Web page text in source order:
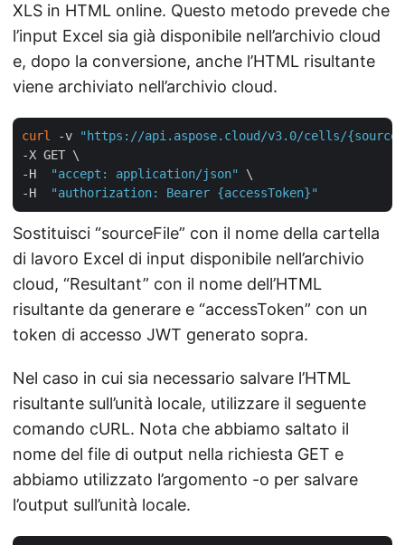
XLS in HTML online. Questo metodo prevede che
l’input Excel sia già disponibile nell’archivio cloud
e, dopo la conversione, anche l’HTML risultante
viene archiviato nell’archivio cloud.
curl -v
"https://api.aspose.cloud/v3.0/cells/
-X GET \
-H
"accept: application/json"
\
-H
"authorization: Bearer {accessToken}"
Sostituisci “sourceFile” con il nome della cartella
di lavoro Excel di input disponibile nell’archivio
cloud, “Resultant” con il nome dell’HTML
risultante da generare e “accessToken” con un
token di accesso JWT generato sopra.
Nel caso in cui sia necessario salvare l’HTML
risultante sull’unità locale, utilizzare il seguente
comando cURL. Nota che abbiamo saltato il
nome del file di output nella richiesta GET e
abbiamo utilizzato l’argomento -o per salvare
l’output sull’unità locale.